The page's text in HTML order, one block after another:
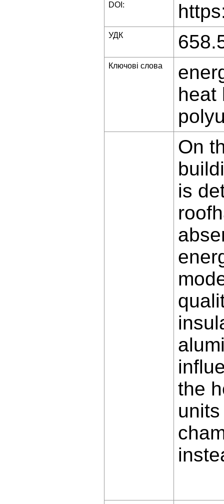
DOI:
УДК
Ключові слова
heat
On
is
the